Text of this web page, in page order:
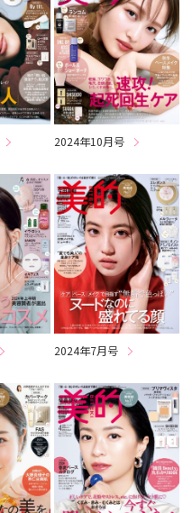
2024年10月号
2024年7月号